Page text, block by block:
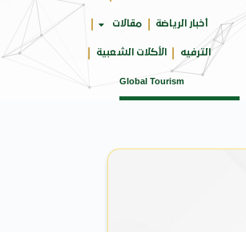
أخبار الرياضة مقالات
الترفيه الأكلات الشعبية
Global Tourism